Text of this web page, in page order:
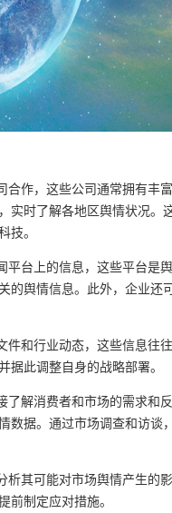
合作，这些公司通常拥有丰
实时了解各地区舆情状况。
技。
台上的信息，这些平台是
的舆情信息。此外，企业还
件和行业动态，这些信息往
据此调整自身的战略部署。
了解消费者和市场的需求和
数据。通过市场调查和访谈
析其可能对市场舆情产生的
前制定应对措施。